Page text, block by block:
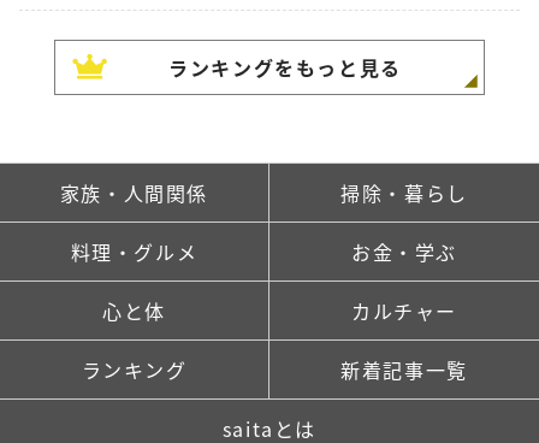
ランキングをもっと見る
家族・人間関係 掃除・暮らし
料理・グルメ お金・学ぶ
心と体 カルチャー
ランキング 新着記事一覧
saitaとは